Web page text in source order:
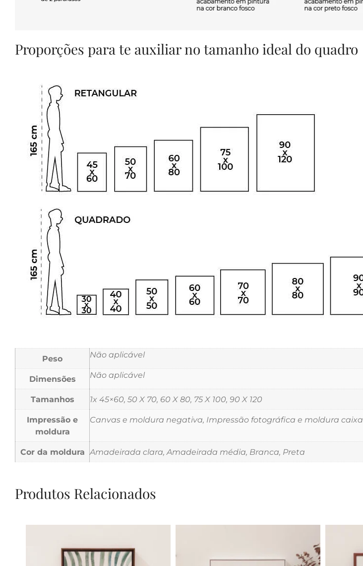
Proporções para te auxiliar no tamanho ideal do quadro
Peso Não aplicável
Dimensões Não aplicável
Tamanhos 1x 45×60, 50 X 70, 60 X 80, 75 X 100, 90 X 120
Impressão e
moldura
Canvas e moldura negativa, Impressão fotográfica e moldura caixa
Cor da moldura Amadeirada clara, Amadeirada média, Branca, Preta
Produtos Relacionados